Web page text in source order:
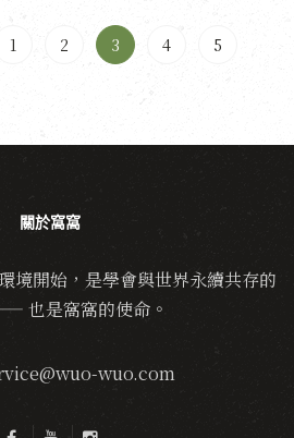
1 2 3 4 5
關於窩窩
境開始，是學會與世界永續共存的
也是窩窩的使命。
wuo.com